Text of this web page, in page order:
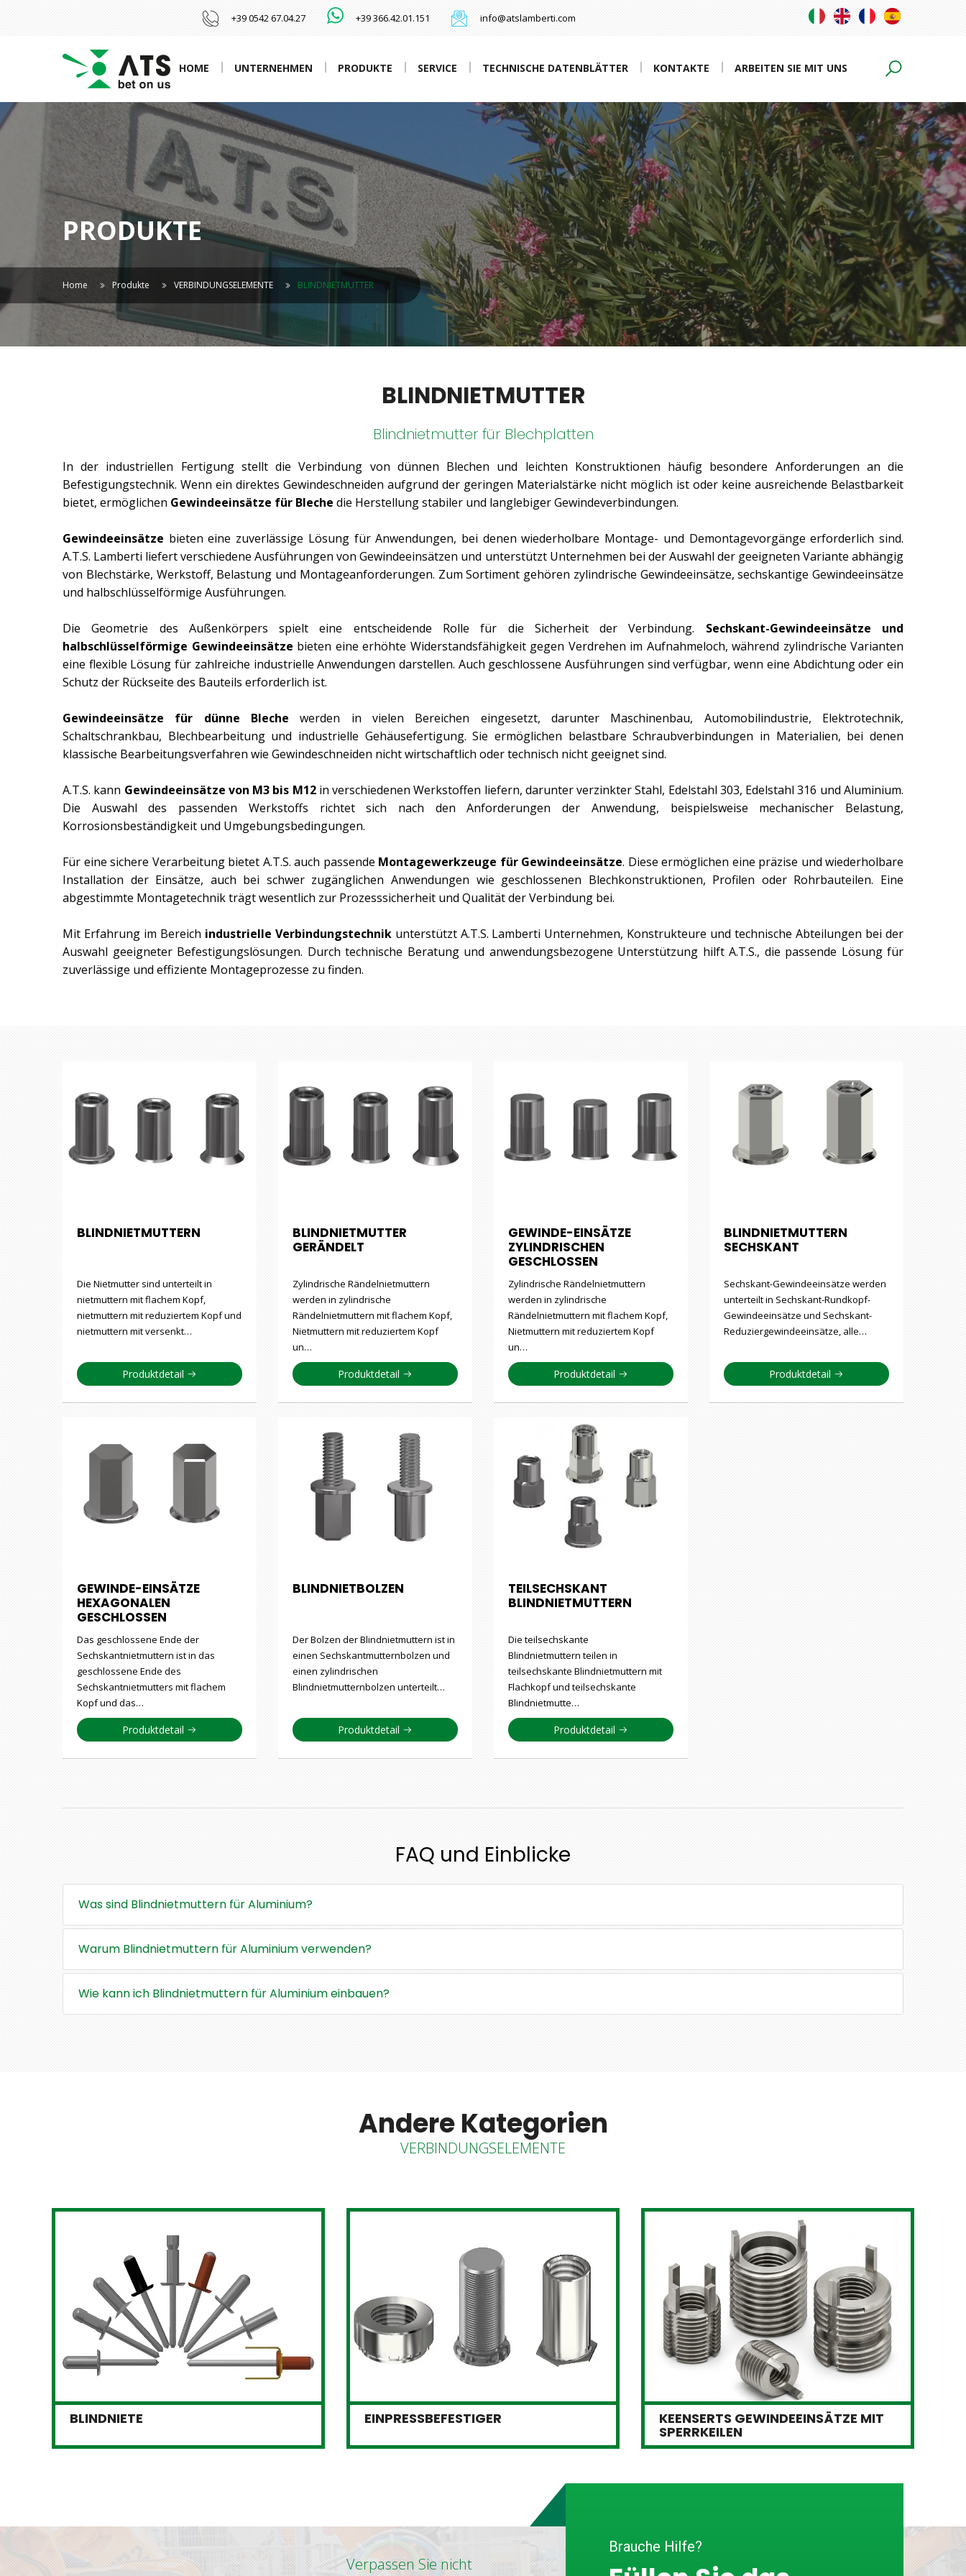
+39 0542 67.04.27 +39 366.42.01.151 info@atslamberti.com
HOME UNTERNEHMEN PRODUKTE SERVICE TECHNISCHE DATENBLÄTTER KONTAKTE ARBEITEN SIE MIT UNS
PRODUKTE
Home Produkte VERBINDUNGSELEMENTE BLINDNIETMUTTER
BLINDNIETMUTTER
Blindnietmutter für Blechplatten
In der industriellen Fertigung stellt die Verbindung von dünnen Blechen und leichten Konstruktionen häufig besondere Anforderungen an die
Befestigungstechnik. Wenn ein direktes Gewindeschneiden aufgrund der geringen Materialstärke nicht möglich ist oder keine ausreichende Belastbarkeit
bietet, ermöglichen Gewindeeinsätze für Bleche die Herstellung stabiler und langlebiger Gewindeverbindungen.
Gewindeeinsätze bieten eine zuverlässige Lösung für Anwendungen, bei denen wiederholbare Montage- und Demontagevorgänge erforderlich sind.
A.T.S. Lamberti liefert verschiedene Ausführungen von Gewindeeinsätzen und unterstützt Unternehmen bei der Auswahl der geeigneten Variante abhängig
von Blechstärke, Werkstoff, Belastung und Montageanforderungen. Zum Sortiment gehören zylindrische Gewindeeinsätze, sechskantige Gewindeeinsätze
und halbschlüsselförmige Ausführungen.
Die Geometrie des Außenkörpers spielt eine entscheidende Rolle für die Sicherheit der Verbindung. Sechskant-Gewindeeinsätze und
halbschlüsselförmige Gewindeeinsätze bieten eine erhöhte Widerstandsfähigkeit gegen Verdrehen im Aufnahmeloch, während zylindrische Varianten
eine flexible Lösung für zahlreiche industrielle Anwendungen darstellen. Auch geschlossene Ausführungen sind verfügbar, wenn eine Abdichtung oder ein
Schutz der Rückseite des Bauteils erforderlich ist.
Gewindeeinsätze für dünne Bleche werden in vielen Bereichen eingesetzt, darunter Maschinenbau, Automobilindustrie, Elektrotechnik,
Schaltschrankbau, Blechbearbeitung und industrielle Gehäusefertigung. Sie ermöglichen belastbare Schraubverbindungen in Materialien, bei denen
klassische Bearbeitungsverfahren wie Gewindeschneiden nicht wirtschaftlich oder technisch nicht geeignet sind.
A.T.S. kann Gewindeeinsätze von M3 bis M12in verschiedenen Werkstoffen liefern, darunter verzinkter Stahl, Edelstahl 303, Edelstahl 316 und Aluminium.
Die Auswahl des passenden Werkstoffs richtet sich nach den Anforderungen der Anwendung, beispielsweise mechanischer Belastung,
Korrosionsbeständigkeit und Umgebungsbedingungen.
Für eine sichere Verarbeitung bietet A.T.S. auch passende Montagewerkzeuge für Gewindeeinsätze. Diese ermöglichen eine präzise und wiederholbare
Installation der Einsätze, auch bei schwer zugänglichen Anwendungen wie geschlossenen Blechkonstruktionen, Profilen oder Rohrbauteilen. Eine
abgestimmte Montagetechnik trägt wesentlich zur Prozesssicherheit und Qualität der Verbindung bei.
Mit Erfahrung im Bereich industrielle Verbindungstechnikunterstützt A.T.S. Lamberti Unternehmen, Konstrukteure und technische Abteilungen bei der
Auswahl geeigneter Befestigungslösungen. Durch technische Beratung und anwendungsbezogene Unterstützung hilft A.T.S., die passende Lösung für
zuverlässige und effiziente Montageprozesse zu finden.
BLINDNIETMUTTERN
Die Nietmutter sind unterteilt in
nietmuttern mit flachem Kopf,
nietmuttern mit reduziertem Kopf und
nietmuttern mit versenkt…
Produktdetail
BLINDNIETMUTTER
GERÄNDELT
Zylindrische Rändelnietmuttern
werden in zylindrische
Rändelnietmuttern mit flachem Kopf,
Nietmuttern mit reduziertem Kopf
un…
Produktdetail
GEWINDE-EINSÄTZE
ZYLINDRISCHEN
GESCHLOSSEN
Zylindrische Rändelnietmuttern
werden in zylindrische
Rändelnietmuttern mit flachem Kopf,
Nietmuttern mit reduziertem Kopf
un…
Produktdetail
BLINDNIETMUTTERN
SECHSKANT
Sechskant-Gewindeeinsätze werden
unterteilt in Sechskant-Rundkopf-
Gewindeeinsätze und Sechskant-
Reduziergewindeeinsätze, alle…
Produktdetail
GEWINDE-EINSÄTZE
HEXAGONALEN
GESCHLOSSEN
Das geschlossene Ende der
Sechskantnietmuttern ist in das
geschlossene Ende des
Sechskantnietmutters mit flachem
Kopf und das…
Produktdetail
BLINDNIETBOLZEN
Der Bolzen der Blindnietmuttern ist in
einen Sechskantmutternbolzen und
einen zylindrischen
Blindnietmutternbolzen unterteilt…
Produktdetail
TEILSECHSKANT
BLINDNIETMUTTERN
Die teilsechskante
Blindnietmuttern teilen in
teilsechskante Blindnietmuttern mit
Flachkopf und teilsechskante
Blindnietmutte…
Produktdetail
FAQ und Einblicke
Was sind Blindnietmuttern für Aluminium?
Warum Blindnietmuttern für Aluminium verwenden?
Wie kann ich Blindnietmuttern für Aluminium einbauen?
Andere Kategorien
VERBINDUNGSELEMENTE
BLINDNIETE EINPRESSBEFESTIGER KEENSERTS GEWINDEEINSÄTZE MIT
SPERRKEILEN
Verpassen Sie nicht
Brauche Hilfe?